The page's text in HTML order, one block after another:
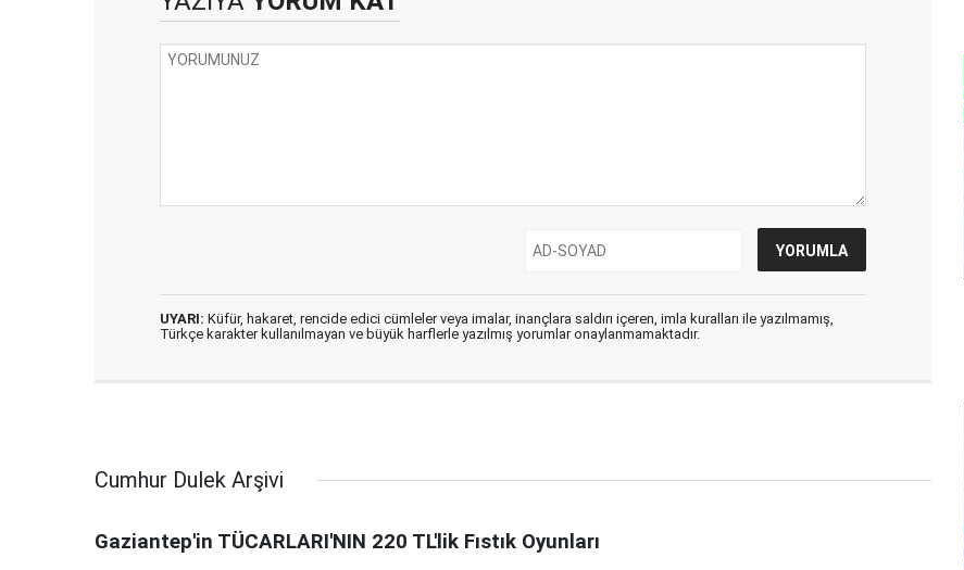
UYARI: Küfür, hakaret, rencide edici cümleler veya imalar, inançlara saldırı içeren, imla kuralları ile yazılmamış,
Türkçe karakter kullanılmayan ve büyük harflerle yazılmış yorumlar onaylanmamaktadır.
Cumhur Dulek Arşivi
Gaziantep'in TÜCARLARI'NIN 220 TL'lik Fıstık Oyunları